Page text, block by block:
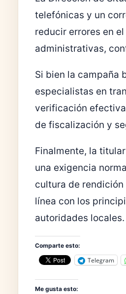
telefónicas y un
reducir errores en
administrativas,
Si bien la campaña
especialistas en
verificación
de fiscalización y
Finalmente, la
una exigencia
cultura de
línea con los
autoridades locales.
Comparte esto:
Telegram
Me gusta esto: